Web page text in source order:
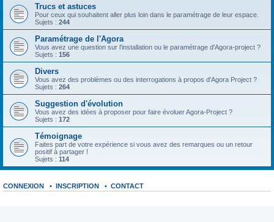
Trucs et astuces
Pour ceux qui souhaitent aller plus loin dans le paramétrage de leur espace.
Sujets : 244
Paramétrage de l'Agora
Vous avez une question sur l'installation ou le paramétrage d'Agora-project ?
Sujets : 156
Divers
Vous avez des problèmes ou des interrogations à propos d'Agora Project ?
Sujets : 264
Suggestion d'évolution
Vous avez des idées à proposer pour faire évoluer Agora-Project ?
Sujets : 172
Témoignage
Faites part de votre expérience si vous avez des remarques ou un retour
positif à partager !
Sujets : 114
CONNEXION • INSCRIPTION • CONTACT